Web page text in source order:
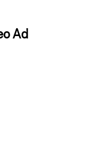
Ad